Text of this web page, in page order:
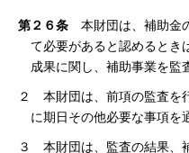
第２６条 本財団は、補助金
て必要があると認めるとき
成果に関し、補助事業を監
２ 本財団は、前項の監査を
に期日その他必要な事項を
３ 本財団は、監査の結果、